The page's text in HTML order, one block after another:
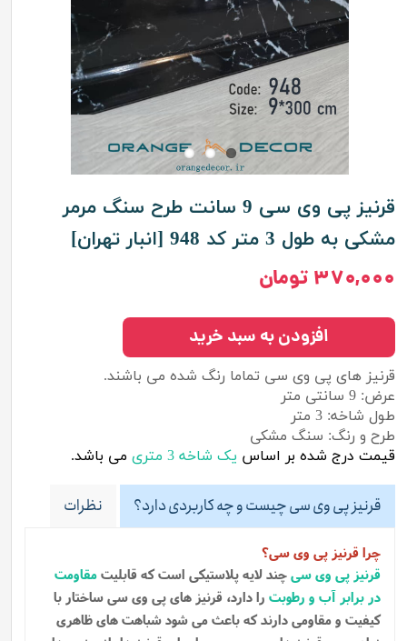
قرنیز پی وی سی 9 سانت طرح سنگ مرمر
مشکی به طول 3 متر کد 948 [انبار تهران]
۳۷۰,۰۰۰ تومان
قرنیز های پی وی سی تماما رنگ شده می باشند.
عرض: 9 سانتی متر
طول شاخه: 3 متر
طرح و رنگ: سنگ مشکی
قیمت درج شده بر اساس یک شاخه 3 متری می باشد.
افزودن به سبد خرید
قرنیز پی وی سی چیست و چه کاربردی دارد؟ نظرات
چرا قرنیز پی وی سی؟
قرنیز پی وی سیچند لایه پلاستیکی است که قابلیتمقاومت
در برابر آب و رطوبت را دارد، قرنیز های پی وی سی ساختار با
کیفیت و مقاومی دارند که باعث می شود شباهت های ظاهری